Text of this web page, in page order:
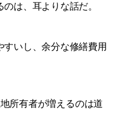
は、耳よりな話だ。
いし、余分な修繕費用
所有者が増えるのは道